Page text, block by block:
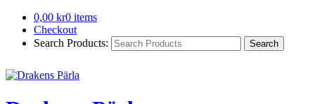
0,00 kr0 items
Checkout
Search Products: